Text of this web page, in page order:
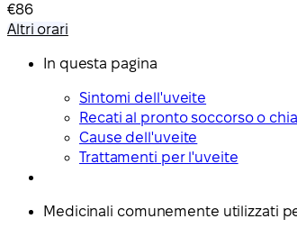
€86
Altri orari
In questa pagina
Sintomi dell'uveite
Recati al pronto soccorso o
Cause dell'uveite
Trattamenti per l'uveite
Medicinali comunemente utilizzati